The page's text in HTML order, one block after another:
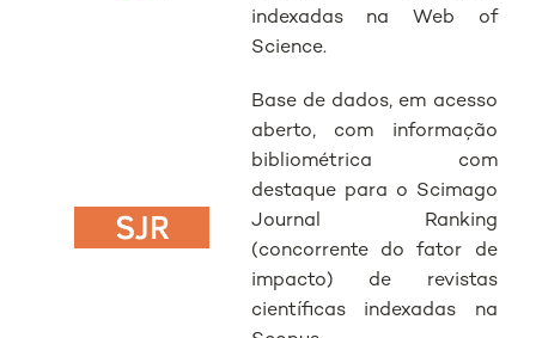
indexadas na Web of
Science.
Base de dados, em acesso
aberto, com informação
bibliométrica com
destaque para o Scimago
Journal Ranking
(concorrente do fator de
impacto) de revistas
científicas indexadas na